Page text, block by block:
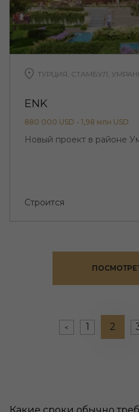
ТУРЦИЯ, СТАМБУЛ,
ENK
880 000 USD - 1,98 млн USD
Новый проект в районе
Строится
< 1 2